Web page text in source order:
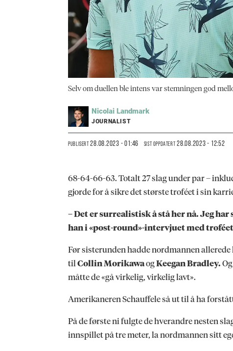
Selv om duellen ble intens var stemningen god
Nicolai Landmark
JOURNALIST
PUBLISERT 28.08.2023 - 01:46 SIST OPPDATERT 28.08.2023 - 12:52
68-64-66-63. Totalt 27 slag under par –
gjorde for å sikre det største troféet i sin
– Det er surrealistisk å stå her nå. Jeg
han i «post-round»-intervjuet med
Før sisterunden hadde nordmannen
tilCollin MorikawaogKeegan Bradley.
måtte de «gå virkelig, virkelig lavt».
Amerikaneren Schauffele så ut til å ha
På de første ni fulgte de hverandre nesten
innspillet på tre meter, la nordmannen sitt